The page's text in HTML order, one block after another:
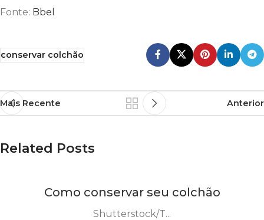
Fonte: Bbel
conservar colchão
Mais Recente Anterior
Related Posts
Como conservar seu colchão
Shutterstock/T...